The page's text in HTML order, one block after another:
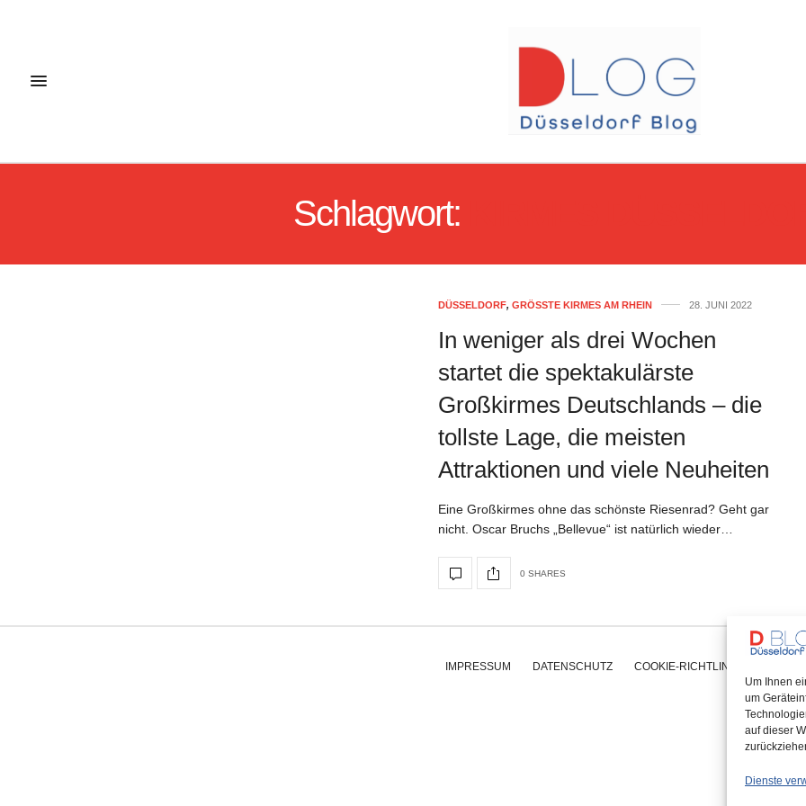
Um Ihnen
um
auf dieser
Dienste
Schlagwort:
DÜSSELDORF, GRÖSSTE KIRMES AM RHEIN 28. JUNI 2022
In weniger als drei Wochen
startet die spektakulärste
Großkirmes Deutschlands – die
tollste Lage, die meisten
Attraktionen und viele Neuheiten
Eine Großkirmes ohne das schönste Riesenrad? Geht gar
nicht. Oscar Bruchs „Bellevue“ ist natürlich wieder…
0 SHARES
IMPRESSUM DATENSCHUTZ COOKIE-RICHTLINIE (EU)